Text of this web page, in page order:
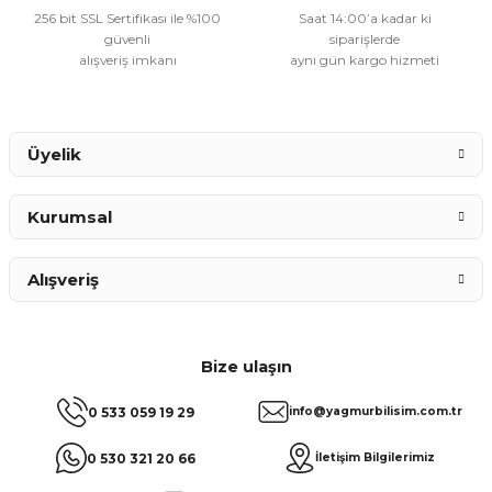
256 bit SSL Sertifikası ile %100
güvenli
alışveriş imkanı
Saat 14:00’a kadar ki
siparişlerde
aynı gün kargo hizmeti
Bize ulaşın
0 533 059 19 29
0 530 321 20 66
info@yagmurbilisim.com.tr
İletişim Bilgilerimiz
Üyelik
Kurumsal
Alışveriş